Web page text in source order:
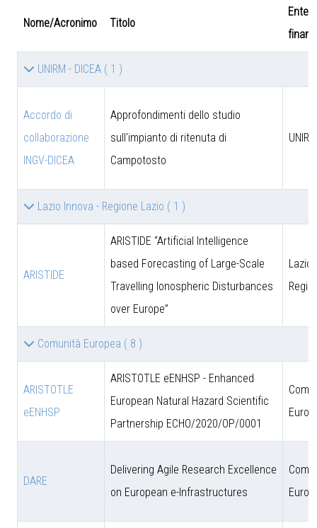
Nome/Acronimo Titolo
Ente
UNIRM - DICEA ( 1 )
Accordo di
collaborazione
INGV-DICEA
Approfondimenti dello studio
sull'impianto di ritenuta di
Campotosto
Lazio Innova - Regione Lazio ( 1 )
ARISTIDE
ARISTIDE “Artificial Intelligence
based Forecasting of Large-Scale
Travelling Ionospheric Disturbances
over Europe”
Lazio
Comunità Europea ( 8 )
ARISTOTLE
eENHSP
ARISTOTLE eENHSP - Enhanced
European Natural Hazard Scientific
Partnership ECHO/2020/OP/0001
DARE
Delivering Agile Research Excellence
on European e-Infrastructures